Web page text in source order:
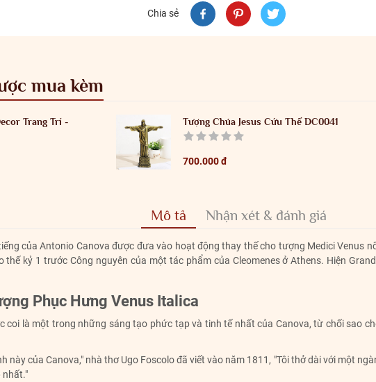
Chia sẻ
mua kèm
Trang Trí -
Tượng Chúa Jesus Cứu Thế DC0041
700.000 đ
Mô tả Nhận xét & đánh giá
của Antonio Canova được đưa vào hoạt động thay thế cho tượng Medici Venus
thế kỷ 1 trước Công nguyên của một tác phẩm của Cleomenes ở Athens. Hiện
Phục Hưng Venus Italica
coi là một trong những sáng tạo phức tạp và tinh tế nhất của Canova, từ chối sao
này của Canova," nhà thơ Ugo Foscolo đã viết vào năm 1811, "Tôi thở dài với một
nhất."